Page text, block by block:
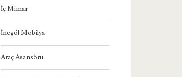
İç Mimar
İnegöl Mobilya
Araç Asansörü